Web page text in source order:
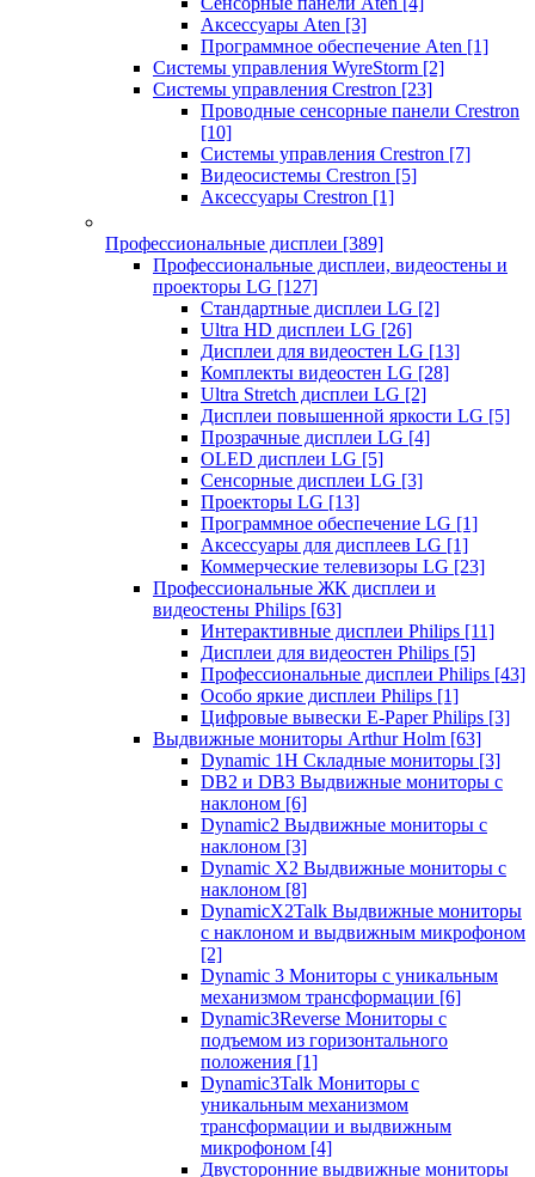
Аксессуары Aten [3]
Программное обеспечение Aten [1]
Системы управления WyreStorm [2]
Системы управления Crestron [23]
Проводные сенсорные панели Crestron
[10]
Системы управления Crestron [7]
Видеосистемы Crestron [5]
Аксессуары Crestron [1]
Профессиональные дисплеи [389]
Профессиональные дисплеи, видеостены и
проекторы LG [127]
Стандартные дисплеи LG [2]
Ultra HD дисплеи LG [26]
Дисплеи для видеостен LG [13]
Комплекты видеостен LG [28]
Ultra Stretch дисплеи LG [2]
Дисплеи повышенной яркости LG [5]
Прозрачные дисплеи LG [4]
OLED дисплеи LG [5]
Сенсорные дисплеи LG [3]
Проекторы LG [13]
Программное обеспечение LG [1]
Аксессуары для дисплеев LG [1]
Коммерческие телевизоры LG [23]
Профессиональные ЖК дисплеи и
видеостены Philips [63]
Интерактивные дисплеи Philips [11]
Дисплеи для видеостен Philips [5]
Профессиональные дисплеи Philips [43]
Особо яркие дисплеи Philips [1]
Цифровые вывески E-Paper Philips [3]
Выдвижные мониторы Arthur Holm [63]
Dynamic 1Н Складные мониторы [3]
DB2 и DB3 Выдвижные мониторы с
наклоном [6]
Dynamic2 Выдвижные мониторы с
наклоном [3]
Dynamic X2 Выдвижные мониторы с
наклоном [8]
DynamicX2Talk Выдвижные мониторы
с наклоном и выдвижным микрофоном
[2]
Dynamic 3 Мониторы с уникальным
механизмом трансформации [6]
Dynamic3Reverse Мониторы с
подъемом из горизонтального
положения [1]
Dynamic3Talk Мониторы с
уникальным механизмом
трансформации и выдвижным
микрофоном [4]
Двусторонние выдвижные мониторы